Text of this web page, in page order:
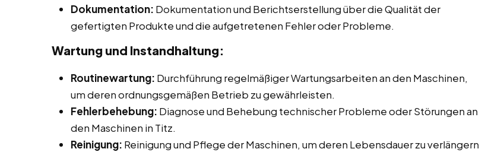
Dokumentation: Dokumentation und Berichtserstellung über die Qualität der
gefertigten Produkte und die aufgetretenen Fehler oder Probleme.
Wartung und Instandhaltung:
Routinewartung: Durchführung regelmäßiger Wartungsarbeiten an den Maschinen,
um deren ordnungsgemäßen Betrieb zu gewährleisten.
Fehlerbehebung: Diagnose und Behebung technischer Probleme oder Störungen an
den Maschinen in Titz.
Reinigung: Reinigung und Pflege der Maschinen, um deren Lebensdauer zu verlängern